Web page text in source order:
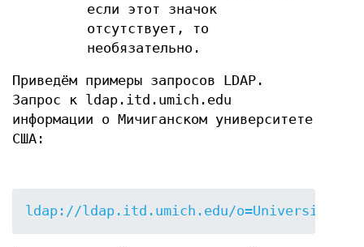
если этот значок
отсутствует, то
необязательно.
Приведём примеры запросов LDAP.
Запрос к ldap.itd.umich.edu
информации о Мичиганском университете
США:
ldap://ldap.itd.umich.edu/o=University